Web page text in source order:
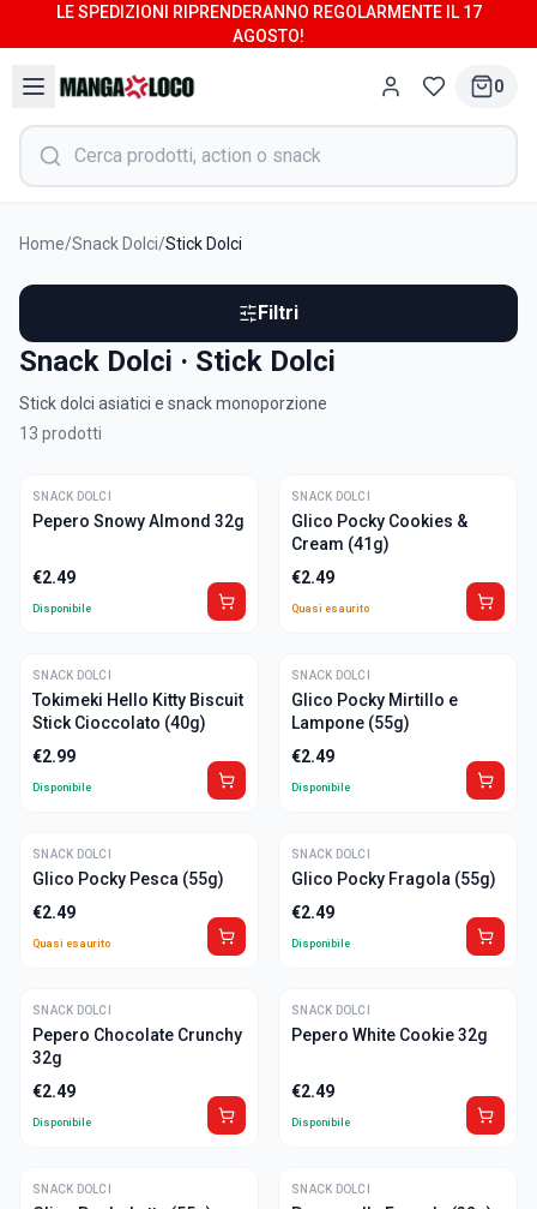
LE SPEDIZIONI RIPRENDERANNO REGOLARMENTE IL 17
AGOSTO!
0
Home/Snack Dolci/Stick Dolci
Filtri
Snack Dolci · Stick Dolci
Stick dolci asiatici e snack monoporzione
13 prodotti
SNACK DOLCI
Pepero Snowy Almond 32g
€2.49
Disponibile
ULTIME
SNACK DOLCI
Glico Pocky Cookies &
Cream (41g)
€2.49
Quasi esaurito
SNACK DOLCI
Tokimeki Hello Kitty Biscuit
Stick Cioccolato (40g)
€2.99
Disponibile
SNACK DOLCI
Glico Pocky Mirtillo e
Lampone (55g)
€2.49
Disponibile
ULTIME
SNACK DOLCI
Glico Pocky Pesca (55g)
€2.49
Quasi esaurito
SNACK DOLCI
Glico Pocky Fragola (55g)
€2.49
Disponibile
SNACK DOLCI
Pepero Chocolate Crunchy
32g
€2.49
Disponibile
SNACK DOLCI
Pepero White Cookie 32g
€2.49
Disponibile
SNACK DOLCI SNACK DOLCI